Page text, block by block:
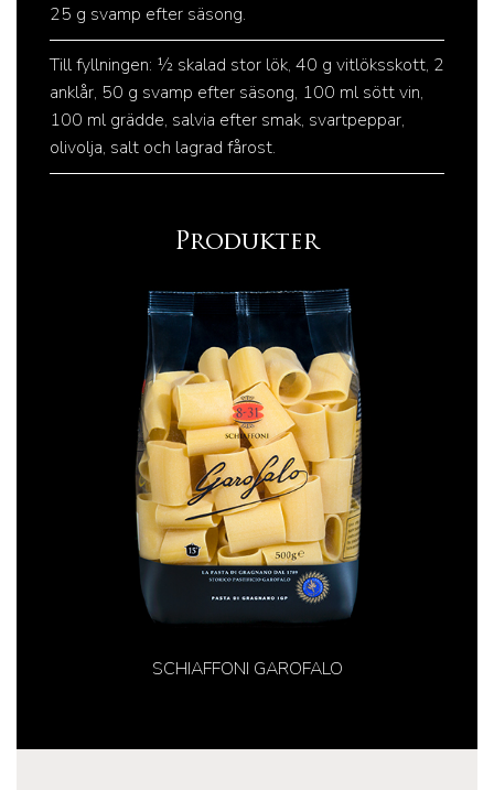
25 g svamp efter säsong.
Till fyllningen: ½ skalad stor lök, 40 g vitlöksskott, 2
anklår, 50 g svamp efter säsong, 100 ml sött vin,
100 ml grädde, salvia efter smak, svartpeppar,
olivolja, salt och lagrad fårost.
Produkter
SCHIAFFONI GAROFALO